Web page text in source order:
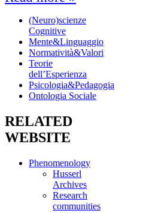
(Neuro)scienze
Cognitive
Mente&Linguaggio
Normatività&Valori
Teorie
dell’Esperienza
Psicologia&Pedagogia
Ontologia Sociale
RELATED
WEBSITE
Phenomenology
Husserl
Archives
Research
communities